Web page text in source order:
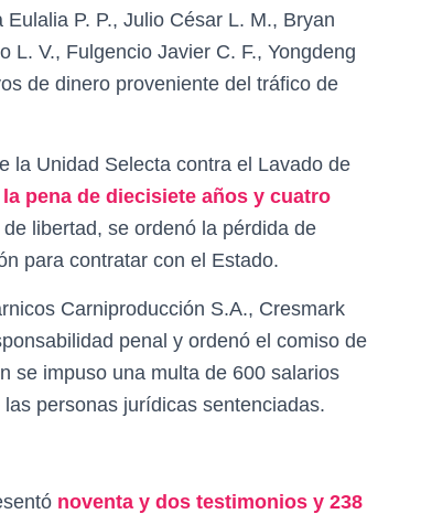
P. P., Julio César L. M., Bryan
L. V., Fulgencio Javier C. F., Yongdeng
de dinero proveniente del tráfico de
la Unidad Selecta contra el Lavado de
pena de diecisiete años y cuatro
libertad, se ordenó la pérdida de
para contratar con el Estado.
Carniproducción S.A., Cresmark
penal y ordenó el comiso de
se impuso una multa de 600 salarios
personas jurídicas sentenciadas.
noventa y dos testimonios y 238